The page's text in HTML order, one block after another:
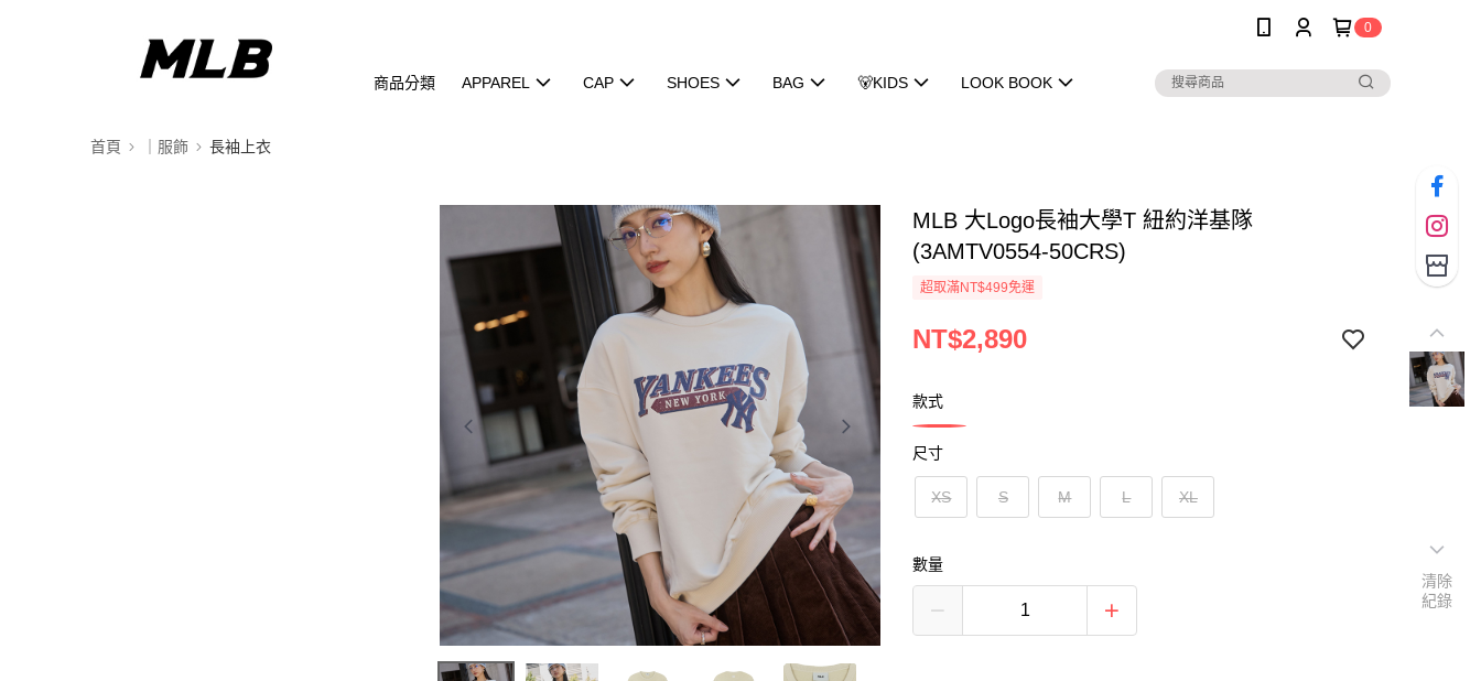
0
商品分類 APPAREL CAP SHOES BAG 🐻KIDS LOOK BOOK
首頁 ｜服飾 長袖上衣
MLB 大Logo長袖大學T 紐約洋基隊
(3AMTV0554-50CRS)
超取滿NT$499免運
NT$2,890
款式
尺寸
XS S M L XL
數量
清除
紀錄